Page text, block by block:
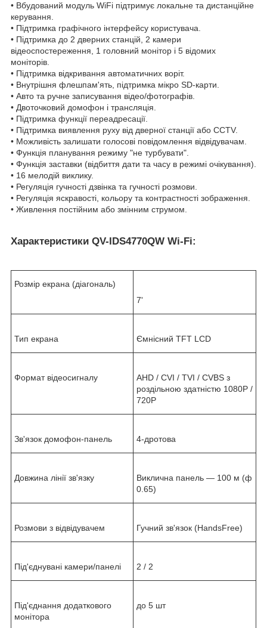
• Вбудований модуль WiFi підтримує локальне та дистанційне
керування.
• Підтримка графічного інтерфейсу користувача.
• Підтримка до 2 дверних станцій, 2 камери
відеоспостереження, 1 головний монітор і 5 відомих
моніторів.
• Підтримка відкривання автоматичних воріт.
• Внутрішня флешпам'ять, підтримка мікро SD-карти.
• Авто та ручне записування відео/фотографів.
• Двоточковий домофон і трансляція.
• Підтримка функції переадресації.
• Підтримка виявлення руху від дверної станції або CCTV.
• Можливість залишати голосові повідомлення відвідувачам.
• Функція планування режиму "не турбувати".
• Функція заставки (відбиття дати та часу в режимі очікування).
• 16 мелодій виклику.
• Регуляція гучності дзвінка та гучності розмови.
• Регуляція яскравості, кольору та контрастності зображення.
• Живлення постійним або змінним струмом.
Характеристики QV-IDS4770QW Wi-Fi:
Розмір екрана (діагональ)
7'
Тип екрана Ємнісний TFT LCD
Формат відеосигналу
AHD / CVI / TVI / CVBS з
роздільною здатністю 1080Р /
720Р
Зв'язок домофон-панель 4-дротова
Довжина лінії зв'язку
Виклична панель — 100 м (ф
0.65)
Розмови з відвідувачем Гучний зв'язок (HandsFree)
Під'єднувані камери/панелі 2 / 2
Під'єднання додаткового
монітора
до 5 шт